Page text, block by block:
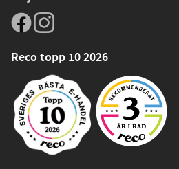
Reco topp 10 2026